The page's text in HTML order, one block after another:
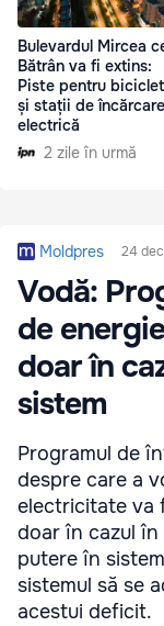
Bulevardul Mircea
Bătrân va fi extins:
Piste pentru
și stații de încărcare
electrică
2 zile în urmă
Moldpres 24
Vodă:
de
doar în
sistem
Programul de
despre care a
electricitate va
doar în cazul
putere în
sistemul să se
acestui deficit.